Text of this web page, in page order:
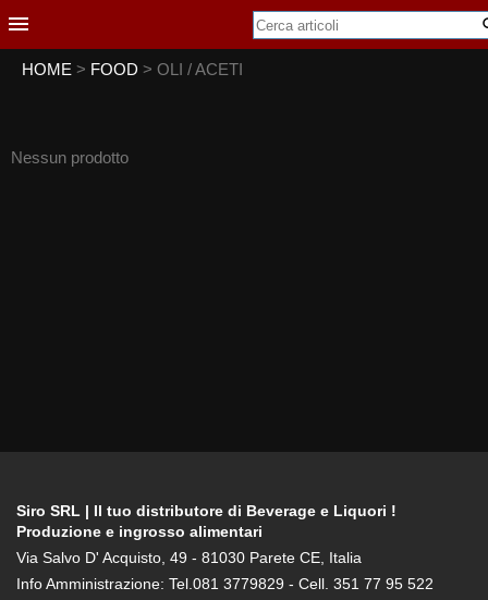
HOME > FOOD > OLI / ACETI
Nessun prodotto
Siro SRL | Il tuo distributore di Beverage e Liquori !
Produzione e ingrosso alimentari
Via Salvo D' Acquisto, 49 - 81030 Parete CE, Italia
Info Amministrazione: Tel.081 3779829 - Cell. 351 77 95 522